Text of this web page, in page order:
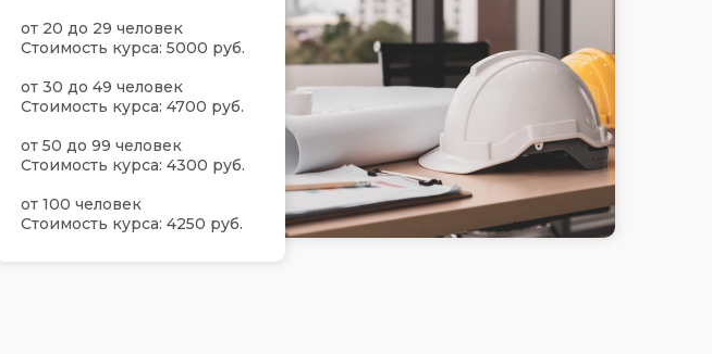
от 20 до 29 человек
Стоимость курса: 5000 руб.
от 30 до 49 человек
Стоимость курса: 4700 руб.
от 50 до 99 человек
Стоимость курса: 4300 руб.
от 100 человек
Стоимость курса: 4250 руб.